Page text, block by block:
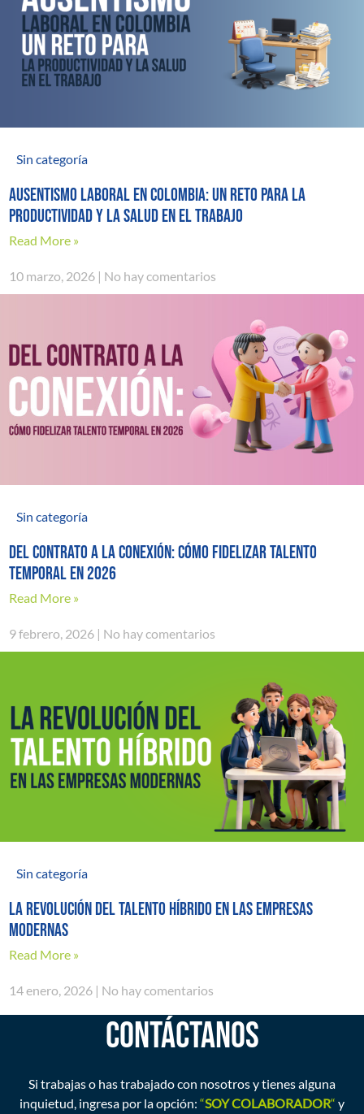
Sin categoría
AUSENTISMO LABORAL EN COLOMBIA: UN RETO PARA LA
PRODUCTIVIDAD Y LA SALUD EN EL TRABAJO
Read More »
10 marzo, 2026 No hay comentarios
Sin categoría
Del contrato a la conexión: cómo fidelizar talento
temporal en 2026
Read More »
9 febrero, 2026 No hay comentarios
Sin categoría
La revolución del talento híbrido en las empresas
modernas
Read More »
14 enero, 2026 No hay comentarios
CONTÁCTANOS
Si trabajas o has trabajado con nosotros y tienes alguna
inquietud, ingresa por la opción: “SOY COLABORADOR“ y